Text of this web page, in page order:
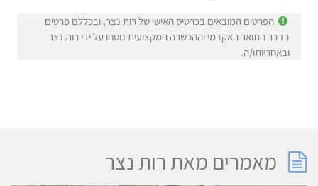
הפרטים המובאים בכרטיס האישי של רות נצר, ובכללם פרטים
בדבר התואר האקדמי וההכשרה המקצועית נוסחו על ידי רות נצר
ובאחריותו/ה.
מאמרים מאת רות נצר